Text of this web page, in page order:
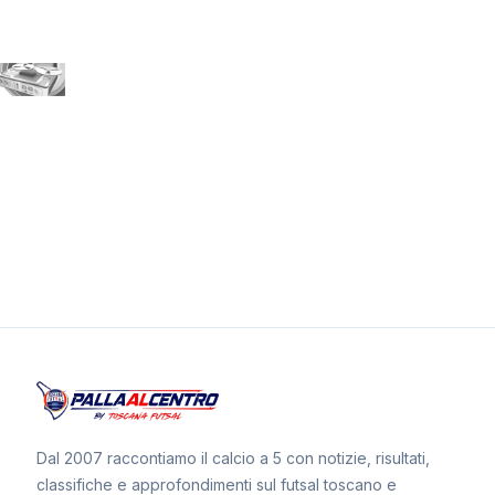
Dal 2007 raccontiamo il calcio a 5 con notizie, risultati,
classifiche e approfondimenti sul futsal toscano e